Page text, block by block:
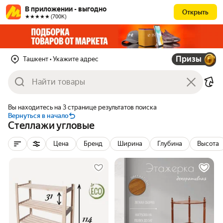
В приложении - выгодно
★★★★★ (700К)
Открыть
Ташкент • Укажите адрес Призы
Вы находитесь на 3 странице результатов поиска
Вернуться в начало
Стеллажи угловые
Цена Бренд Ширина Глубина Высота